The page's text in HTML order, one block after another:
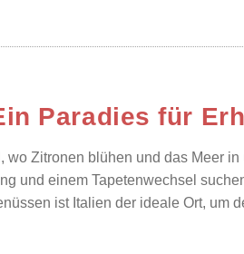
Paradies für
wo Zitronen blühen und das Meer
und einem Tapetenwechsel
ist Italien der ideale Ort, um